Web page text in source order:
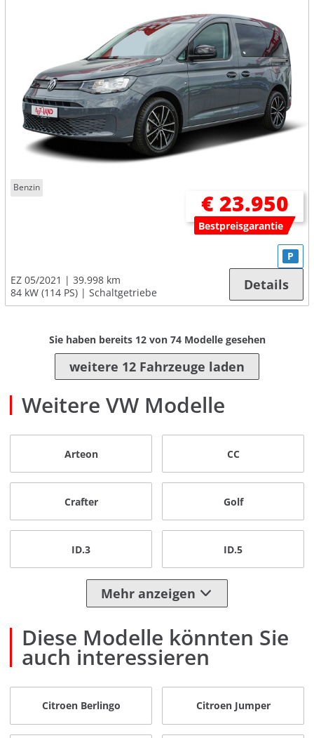
Benzin
€ 23.950
Bestpreisgarantie
EZ 05/2021
39.998 km
84 kW (114 PS)
Schaltgetriebe
P
Details
Sie haben bereits 12von 74Modelle gesehen
weitere 12 Fahrzeuge laden
Weitere VW Modelle
Arteon CC
Crafter Golf
ID.3 ID.5
Mehr anzeigen
Diese Modelle könnten Sie
auch interessieren
Citroen Berlingo Citroen Jumper